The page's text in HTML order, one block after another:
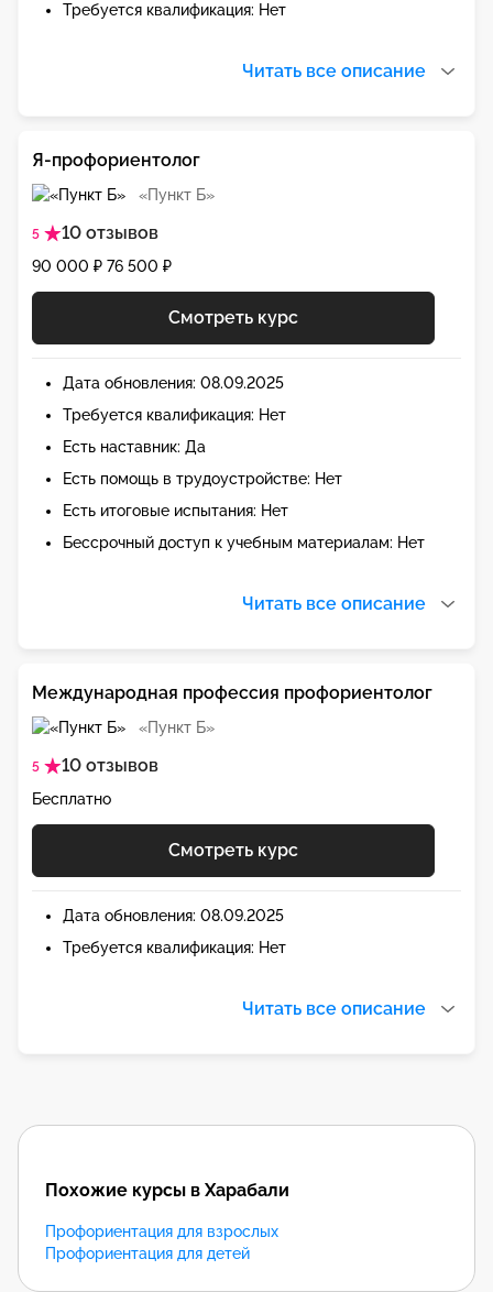
Требуется квалификация: Нет
Читать все описание
«Пункт Б»
5 10 отзывов
Я-профориентолог
90 000 ₽ 76 500 ₽
Смотреть курс
Дата обновления: 08.09.2025
Требуется квалификация: Нет
Есть наставник: Да
Есть помощь в трудоустройстве: Нет
Есть итоговые испытания: Нет
Бессрочный доступ к учебным материалам: Нет
Читать все описание
«Пункт Б»
5 10 отзывов
Международная профессия профориентолог
Бесплатно
Смотреть курс
Дата обновления: 08.09.2025
Требуется квалификация: Нет
Читать все описание
Похожие курсы в Харабали
Профориентация для взрослых
Профориентация для детей